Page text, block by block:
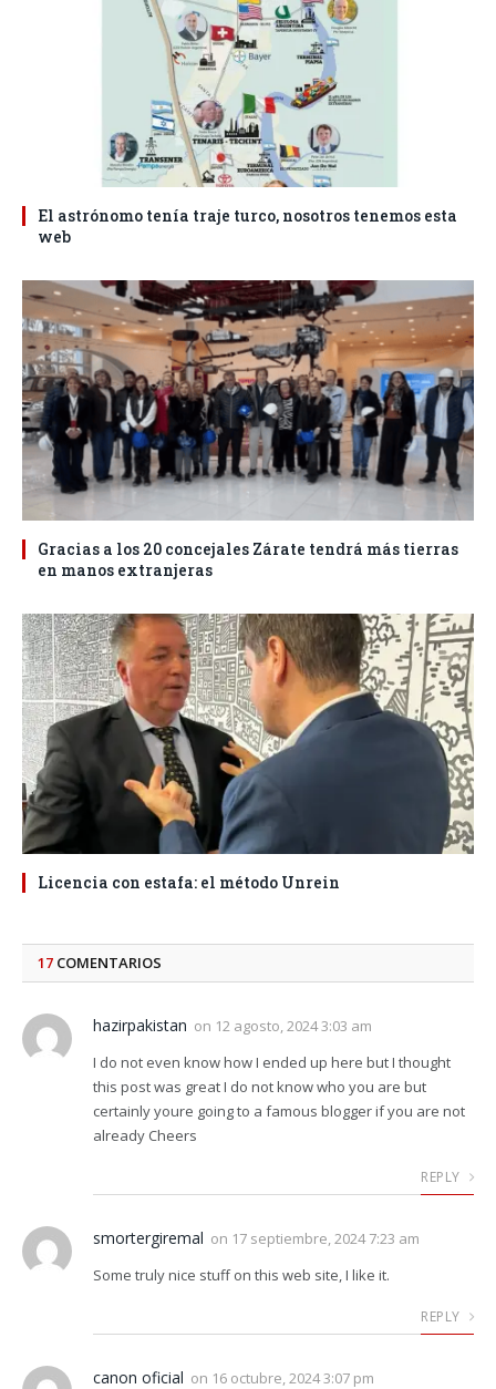
El astrónomo tenía traje turco, nosotros tenemos esta
web
Gracias a los 20 concejales Zárate tendrá más tierras
en manos extranjeras
Licencia con estafa: el método Unrein
17 COMENTARIOS
hazirpakistan on 12 agosto, 2024 3:03 am
I do not even know how I ended up here but I thought
this post was great I do not know who you are but
certainly youre going to a famous blogger if you are not
already Cheers
REPLY
smortergiremal on 17 septiembre, 2024 7:23 am
Some truly nice stuff on this web site, I like it.
REPLY
canon oficial on 16 octubre, 2024 3:07 pm